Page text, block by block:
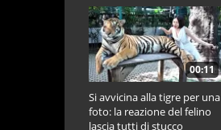
00:11
Si avvicina alla tigre per una
foto: la reazione del felino
lascia tutti di stucco